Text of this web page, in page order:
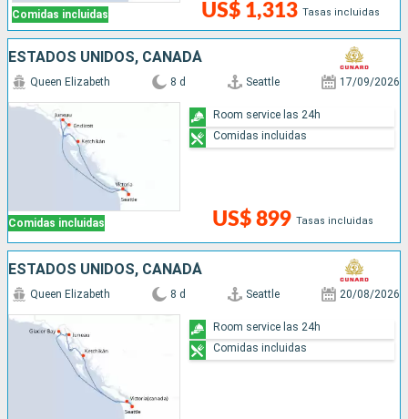
Comidas incluidas US$ 1,313 Tasas incluidas
ESTADOS UNIDOS, CANADÁ
Comidas incluidas
Queen Elizabeth 8 d Seattle 17/09/2026
US$ 899 Tasas incluidas
Room service las 24h
Comidas incluidas
ESTADOS UNIDOS, CANADÁ
Queen Elizabeth 8 d Seattle 20/08/2026
Room service las 24h
Comidas incluidas